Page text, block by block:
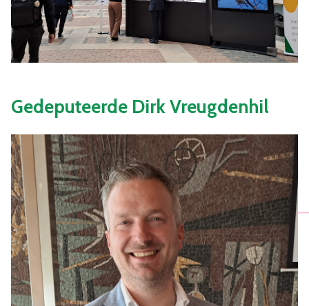
Gedeputeerde Dirk Vreugdenhil